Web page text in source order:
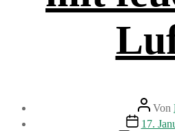
Von
17.